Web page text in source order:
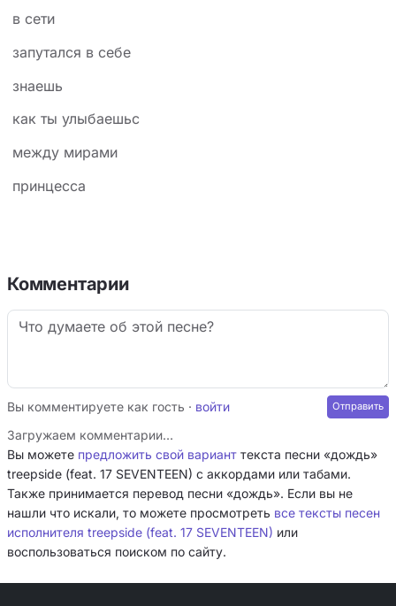
в сети
запутался в себе
знаешь
как ты улыбаешьс
между мирами
принцесса
Комментарии
Вы комментируете как гость · войти
Загружаем комментарии…
Вы можете предложить свой вариант текста песни «дождь»
treepside (feat. 17 SEVENTEEN) с аккордами или табами.
Также принимается перевод песни «дождь». Если вы не
нашли что искали, то можете просмотреть все тексты песен
исполнителя treepside (feat. 17 SEVENTEEN) или
воспользоваться поиском по сайту.